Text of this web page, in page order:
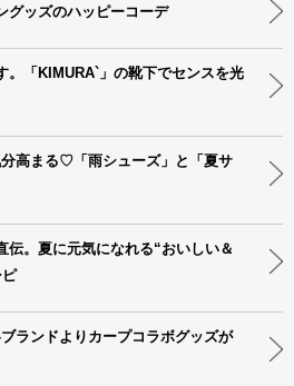
グッズのハッピーコーデ
。「KIMURA`」の靴下でセンスを光
高まる♡「雨シューズ」と「夏サ
伝。夏に元気になれる“おいしい＆
ランドよりカープコラボグッズが